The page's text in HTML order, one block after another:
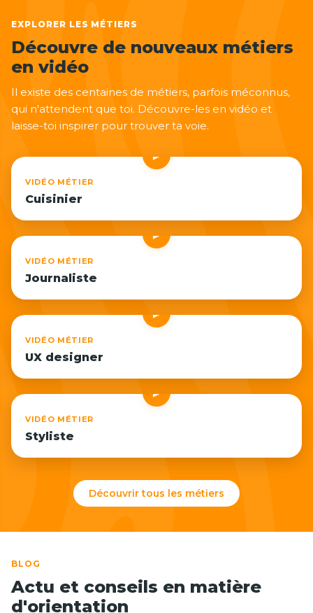
EXPLORER LES MÉTIERS
Découvre de nouveaux métiers
en vidéo
Il existe des centaines de métiers, parfois méconnus,
qui n'attendent que toi. Découvre-les en vidéo et
laisse-toi inspirer pour trouver ta voie.
▶
VIDÉO MÉTIER
Cuisinier
▶
VIDÉO MÉTIER
Journaliste
▶
VIDÉO MÉTIER
UX designer
▶
VIDÉO MÉTIER
Styliste
Découvrir tous les métiers
BLOG
Actu et conseils en matière
d'orientation